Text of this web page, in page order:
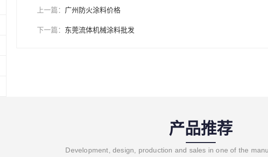
上一篇： 广州防火涂料价格
下一篇： 东莞流体机械涂料批发
产品推荐
Development, design, production and sales in one of the